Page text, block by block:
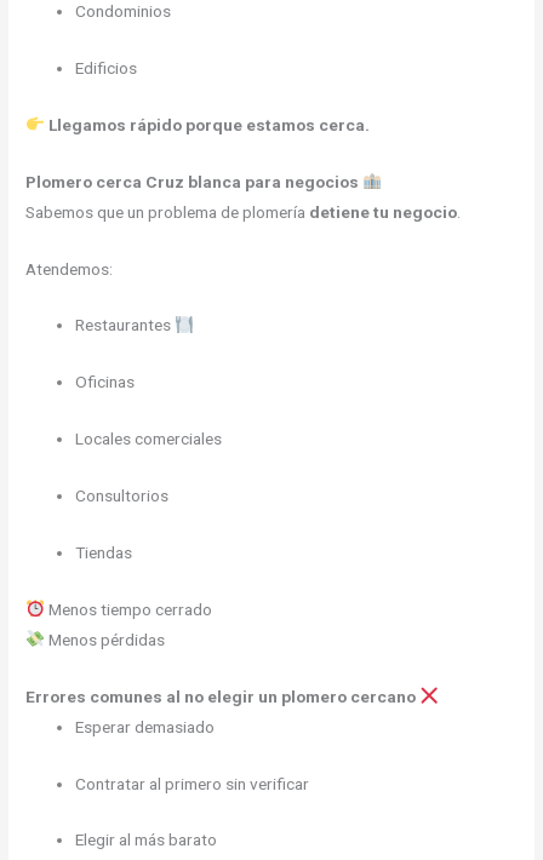
Condominios
Edificios
Llegamos rápido porque estamos cerca.
Plomero cerca Cruz blanca para negocios
Sabemos que un problema de plomería detiene tu negocio
Atendemos:
Restaurantes
Oficinas
Locales comerciales
Consultorios
Tiendas
Menos tiempo cerrado
Menos pérdidas
Errores comunes al no elegir un plomero cercano
Esperar demasiado
Contratar al primero sin verificar
Elegir al más barato